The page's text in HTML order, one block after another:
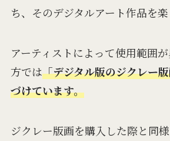
ち、そのデジタルアート作品を楽
アーティストによって使用範囲
方では「デジタル版のジクレー
づけています。
ジクレー版画を購入した際と同